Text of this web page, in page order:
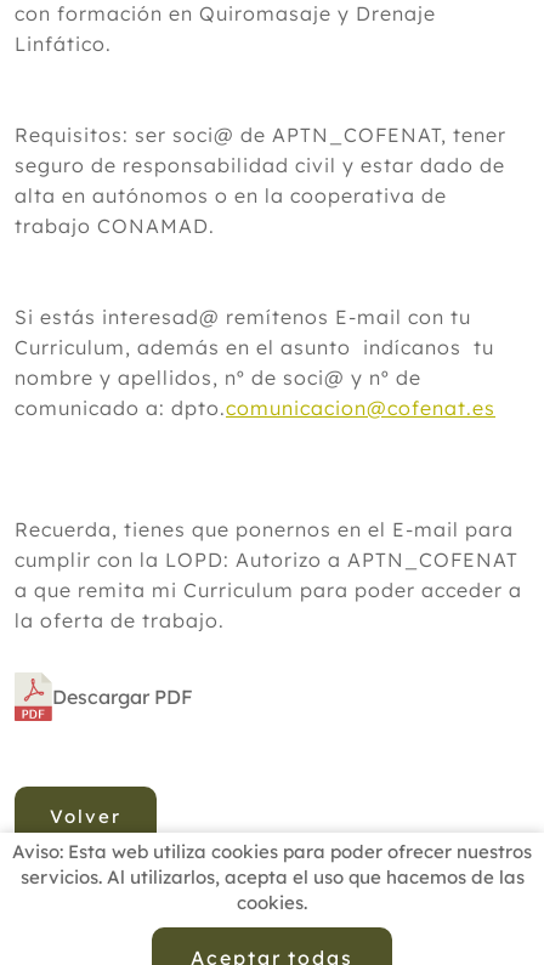
con formación en Quiromasaje y Drenaje
Linfático.
Requisitos: ser soci@ de APTN_COFENAT, tener
seguro de responsabilidad civil y estar dado de
alta en autónomos o en la cooperativa de
trabajo CONAMAD.
Si estás interesad@ remítenos E-mail con tu
Curriculum, además en el asunto indícanos tu
nombre y apellidos, nº de soci@ y nº de
comunicado a: dpto.comunicacion@cofenat.es
Recuerda, tienes que ponernos en el E-mail para
cumplir con la LOPD: Autorizo a APTN_COFENAT
a que remita mi Curriculum para poder acceder a
la oferta de trabajo.
Descargar PDF
Volver
Aviso: Esta web utiliza cookies para poder ofrecer nuestros
servicios. Al utilizarlos, acepta el uso que hacemos de las
cookies.
Aceptar todas
BUSCADOR PROFESIONALES
ESCUELAS RECOMENDADAS